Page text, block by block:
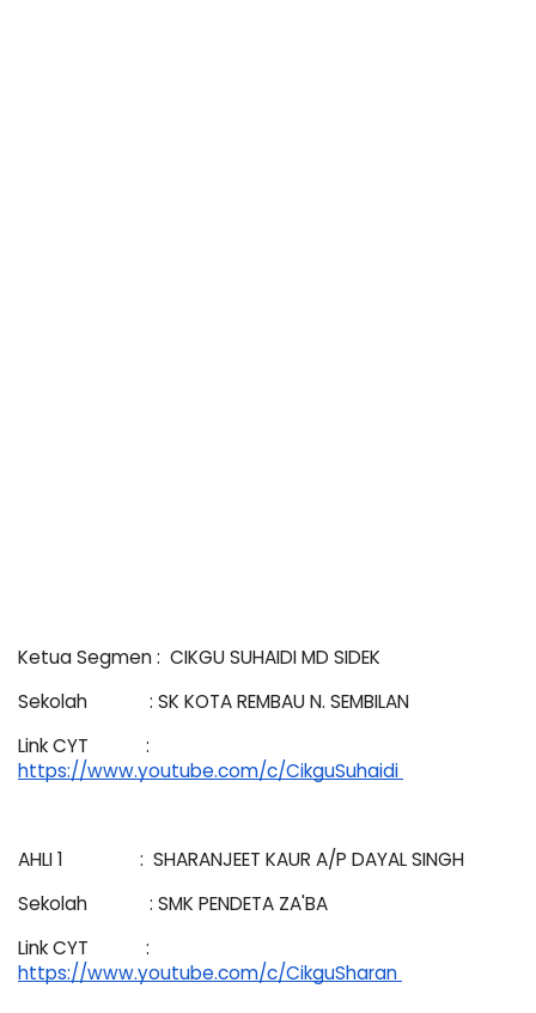
Ketua Segmen :  CIKGU SUHAIDI MD SIDEK
Sekolah             : SK KOTA REMBAU N. SEMBILAN
https://www.youtube.com/c/CikguSuhaidi
AHLI 1                :  SHARANJEET KAUR A/P DAYAL SINGH
Sekolah             : SMK PENDETA ZA'BA
https://www.youtube.com/c/CikguSharan